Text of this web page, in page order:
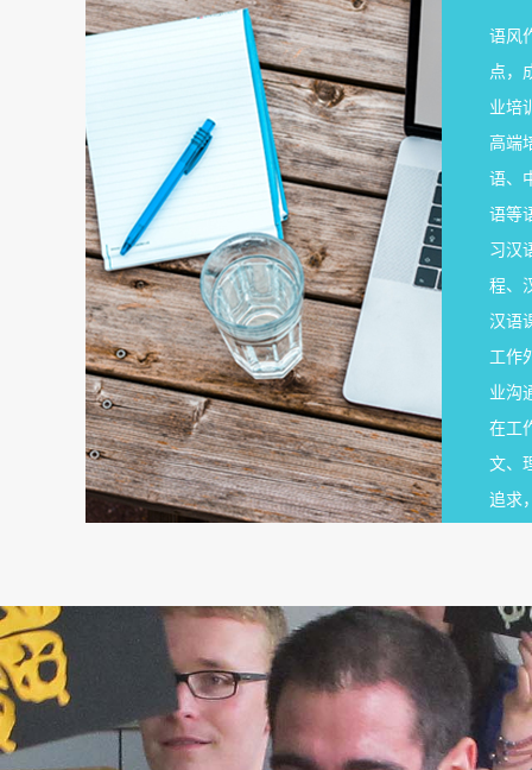
语风
点，
业培
高端
语、
语等
习汉
程、
汉语
工作
业沟
在工
文、
追求